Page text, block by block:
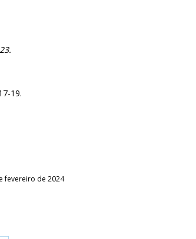
19.
fevereiro de 2024